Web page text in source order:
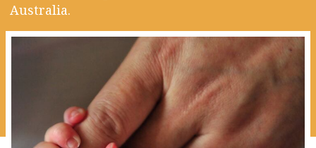
Australia.